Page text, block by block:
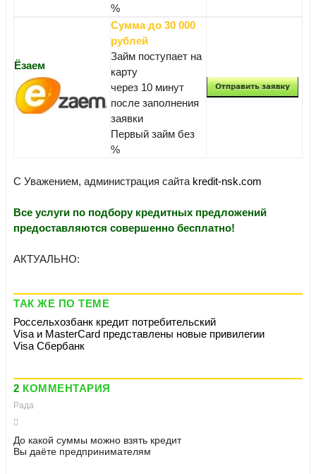
%
Ёзаем
Сумма до 30 000
рублей
Займ поступает на
карту
через 10 минут
после заполнения
заявки
Первый займ без
%
С Уважением, администрация сайта kredit-nsk.com
Все услуги по подбору кредитных предложений
предоставляются совершенно бесплатно!
АКТУАЛЬНО:
ТАК ЖЕ ПО ТЕМЕ
Россельхозбанк кредит потребительский
Visa и MasterCard представлены новые привилегии
Visa Сбербанк
2 КОММЕНТАРИЯ
Рада
До какой суммы можно взять кредит
Вы даёте предпринимателям